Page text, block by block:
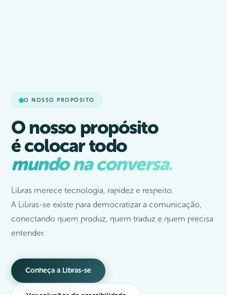
O NOSSO PROPÓSITO
O nosso propósito
é colocar todo
mundo na conversa.
Libras merece tecnologia, rapidez e respeito.
A Libras-se existe para democratizar a comunicação,
conectando quem produz, quem traduz e quem precisa
entender.
Conheça a Libras-se